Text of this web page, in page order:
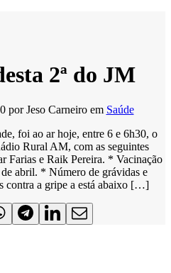
2ª do JM
porJeso Carneiro em Saúde
foi ao ar hoje, entre 6 e 6h30, o
Rural AM, com as seguintes
Farias e Raik Pereira. * Vacinação
abril. * Número de grávidas e
contra a gripe a está abaixo […]